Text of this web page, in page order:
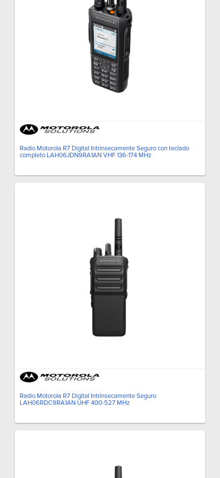
Radio Motorola R7 Digital Intrínsecamente Seguro con teclado
completo LAH06JDN9RA1AN VHF 136-174 MHz
Radio Motorola R7 Digital Intrínsecamente Seguro
LAH06RDC9RA1AN UHF 400-527 MHz